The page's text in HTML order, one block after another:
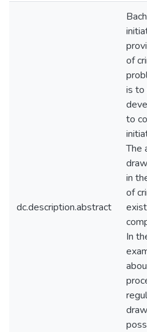
dc.description.abstract
of
is to
to
The
in
of
In